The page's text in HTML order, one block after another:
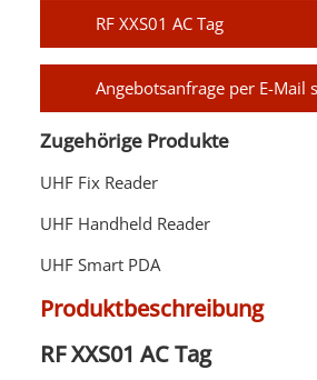
RF XXS01 AC Tag
Angebotsanfrage per E-Mail
Zugehörige Produkte
UHF Fix Reader
UHF Handheld Reader
UHF Smart PDA
Produktbeschreibung
RF XXS01 AC Tag